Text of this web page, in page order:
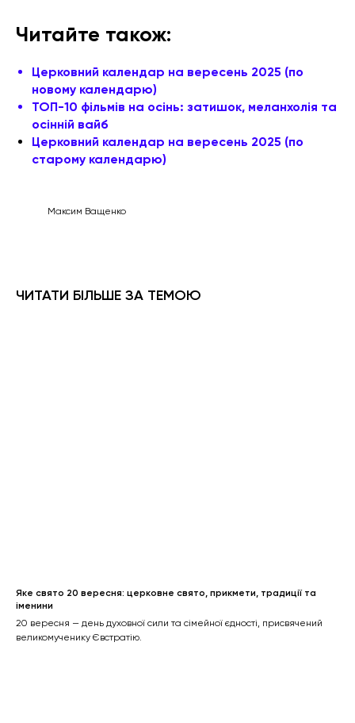
Читайте також:
Церковний календар на вересень 2025 (по
новому календарю)
ТОП-10 фільмів на осінь: затишок, меланхолія та
осінній вайб
Церковний календар на вересень 2025 (по
старому календарю)
Максим Ващенко
ЧИТАТИ БІЛЬШЕ ЗА ТЕМОЮ
Яке свято 20 вересня: церковне свято, прикмети, традиції та
іменини
20 вересня — день духовної сили та сімейної єдності, присвячений
великомученику Євстратію.